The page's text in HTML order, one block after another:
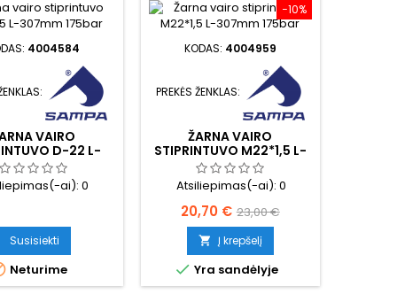
4004584
VAIRO
D-22 L-
215MM
ai):0
Susisiekti
Neturime
−10%
KODAS: 4004959
PREKĖS ŽENKLAS:
ŽARNA VAIRO
STIPRINTUVO M22*1,5 L-
400MM
Atsiliepimas(-ai): 0
Kaina
20,70 € Bazinė
kaina
23,00 €
 Į krepšelį
 Yra sandėlyje